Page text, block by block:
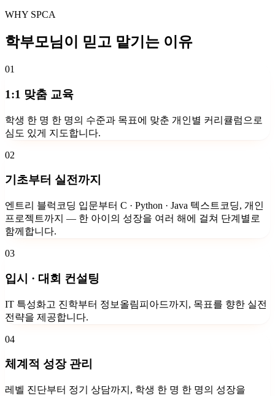
WHY SPCA
학부모님이 믿고 맡기는 이유
01
1:1 맞춤 교육
학생 한 명 한 명의 수준과 목표에 맞춘 개인별 커리큘럼으로
심도 있게 지도합니다.
02
기초부터 실전까지
엔트리 블럭코딩 입문부터 C · Python · Java 텍스트코딩, 개인
프로젝트까지 — 한 아이의 성장을 여러 해에 걸쳐 단계별로
함께합니다.
03
입시 · 대회 컨설팅
IT 특성화고 진학부터 정보올림피아드까지, 목표를 향한 실전
전략을 제공합니다.
04
체계적 성장 관리
레벨 진단부터 정기 상담까지, 학생 한 명 한 명의 성장을